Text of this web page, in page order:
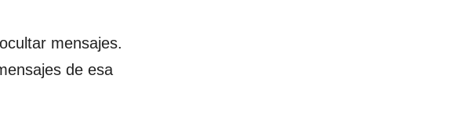
mensajes.
de esa